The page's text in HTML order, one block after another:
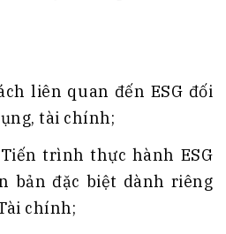
liên quan đến ESG đối
tài chính;
trình thực hành ESG
bản đặc biệt dành riêng
chính;